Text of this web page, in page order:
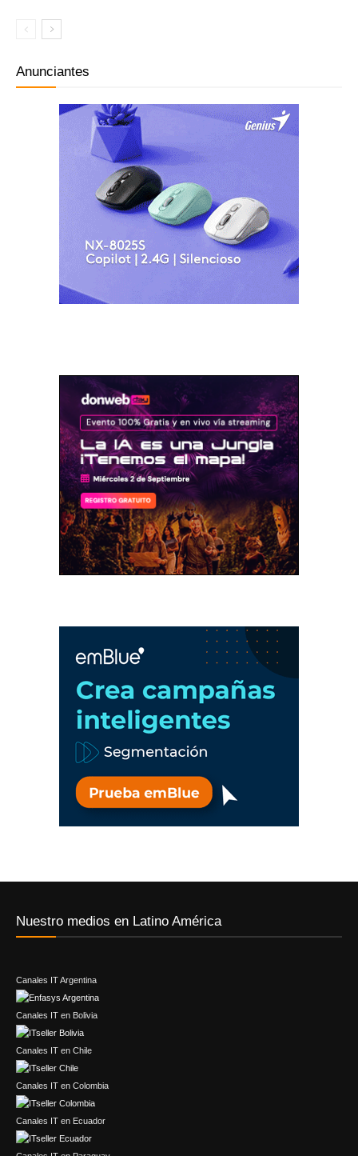
Anunciantes
Nuestro medios en Latino América
Canales IT Argentina
Canales IT en Bolivia
Canales IT en Chile
Canales IT en Colombia
Canales IT en Ecuador